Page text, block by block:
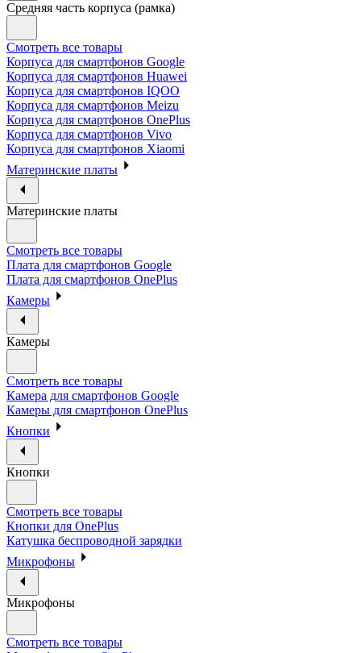
Средняя часть корпуса (рамка)
Смотреть все товары
Корпуса для смартфонов Google
Корпуса для смартфонов Huawei
Корпуса для смартфонов IQOO
Корпуса для смартфонов Meizu
Корпуса для смартфонов OnePlus
Корпуса для смартфонов Vivo
Корпуса для смартфонов Xiaomi
Материнские платы
Материнские платы
Смотреть все товары
Плата для смартфонов Google
Плата для смартфонов OnePlus
Камеры
Камеры
Смотреть все товары
Камера для смартфонов Google
Камеры для смартфонов OnePlus
Кнопки
Кнопки
Смотреть все товары
Кнопки для OnePlus
Катушка беспроводной зарядки
Микрофоны
Микрофоны
Смотреть все товары